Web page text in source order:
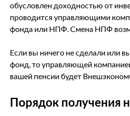
обусловлен доходностью от
проводится управляющими
фонда или НПФ. Смена НПФ
Если вы ничего не сделали или
фонд, то управляющей
вашей пенсии будет
Порядок получения